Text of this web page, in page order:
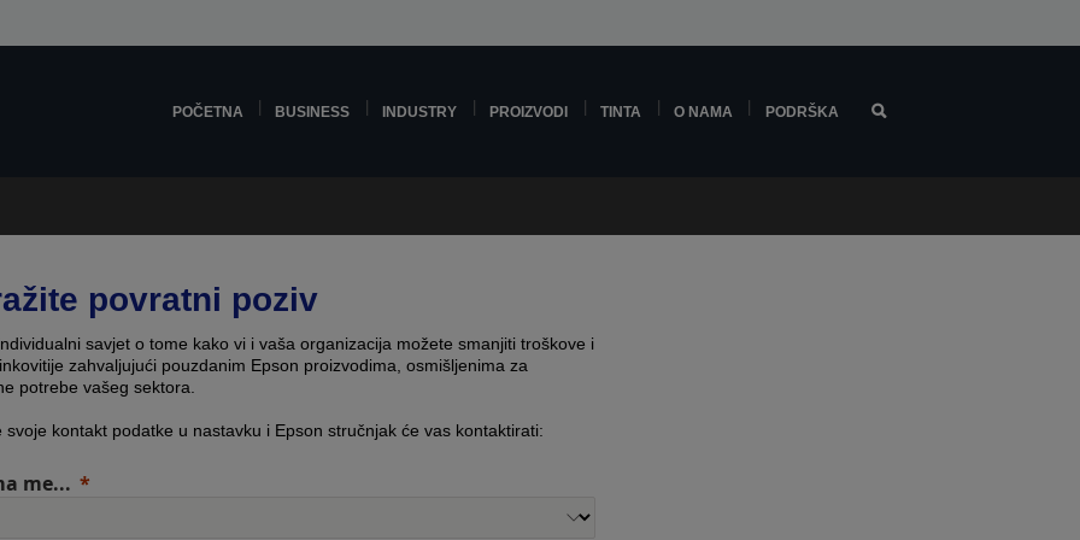
POČETNA BUSINESS INDUSTRY PROIZVODI TINTA O NAMA PODRŠKA
povratni poziv
savjet o tome kako vi i vaša organizacija možete smanjiti troškove i
zahvaljujući pouzdanim Epson proizvodima, osmišljenima za
potrebe vašeg sektora.
svoje kontakt podatke u nastavku i Epson stručnjak će vas kontaktirati:
me...